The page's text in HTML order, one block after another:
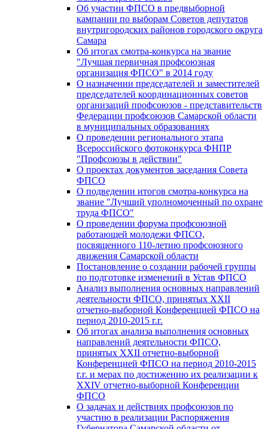
Об участии ФПСО в предвыборной
кампании по выборам Советов депутатов
внутригородских районов городского округа
Самара
Об итогах смотра-конкурса на звание
"Лучшая первичная профсоюзная
организация ФПСО" в 2014 году
О назначении председателей и заместителей
председателей координационных советов
организаций профсоюзов - представительств
Федерации профсоюзов Самарской области
в муниципальных образованиях
О проведении регионального этапа
Всероссийского фотоконкурса ФНПР
"Профсоюзы в действии"
О проектах документов заседания Совета
ФПСО
О подведении итогов смотра-конкурса на
звание "Лучший уполномоченный по охране
труда ФПСО"
О проведении форума профсоюзной
работающей молодежи ФПСО,
посвященного 110-летию профсоюзного
движения Самарской области
Постановление о создании рабочей группы
по подготовке изменений в Устав ФПСО
Анализ выполнения основных направлений
деятельности ФПСО, принятых XXII
отчетно-выборной Конференцией ФПСО на
период 2010-2015 г.г.
Об итогах анализа выполнения основных
направлений деятельности ФПСО,
принятых XXII отчетно-выборной
Конференцией ФПСО на период 2010-2015
г.г. и мерах по достижению их реализации к
XXIV отчетно-выборной Конференции
ФПСО
О задачах и действиях профсоюзов по
участию в реализации Распоряжения